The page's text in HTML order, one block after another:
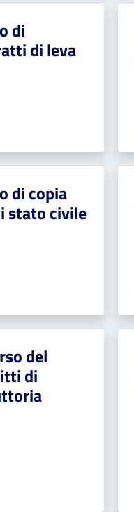
di
di leva
di copia
stato civile
del
di